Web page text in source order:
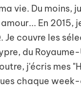
vie. Du moins,
En 2015,
Je couvre les
du
j'écris mes
chaque